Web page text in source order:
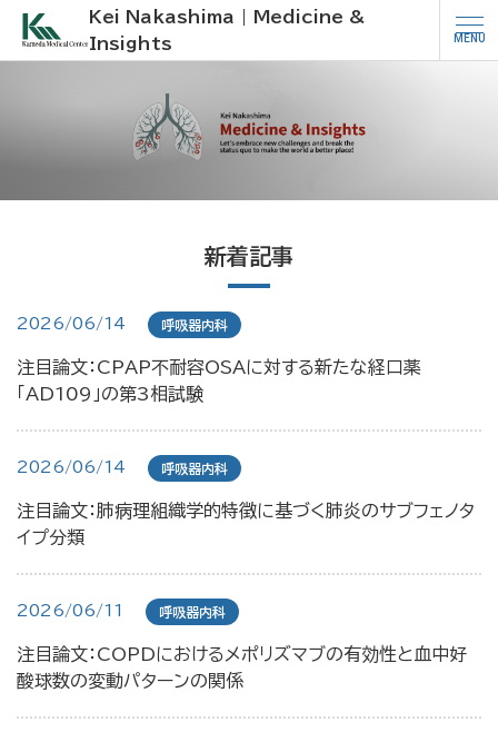
Kei Nakashima | Medicine &
Insights
MENU
新着記事
2026/06/14 呼吸器内科
注目論文：CPAP不耐容OSAに対する新たな経口薬
「AD109」の第3相試験
2026/06/14 呼吸器内科
注目論文：肺病理組織学的特徴に基づく肺炎のサブフェノタ
イプ分類
2026/06/11 呼吸器内科
注目論文：COPDにおけるメポリズマブの有効性と血中好
酸球数の変動パターンの関係